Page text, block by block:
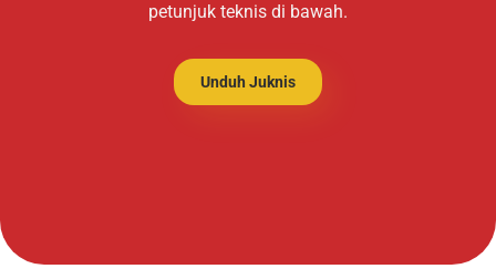
petunjuk teknis di bawah.
Unduh Juknis